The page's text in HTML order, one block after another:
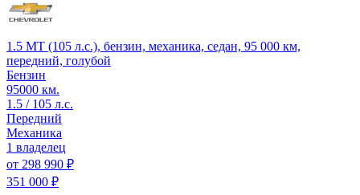
1.5 MT (105 л.с.), бензин, механика, седан, 95 000 км,
передний, голубой
Бензин
95000 км.
1.5 / 105 л.с.
Передний
Механика
1 владелец
от 298 990 ₽
351 000 ₽